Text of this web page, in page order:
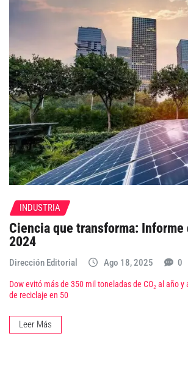
INDUSTRIA
Ciencia que transforma: Informe
2024
Dirección Editorial Ago 18, 2025 0
Dow evitó más de 350 mil toneladas de CO₂ al año y
de reciclaje en 50
Leer Más